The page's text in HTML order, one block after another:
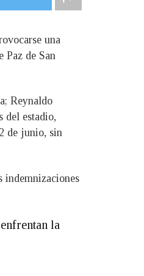
una
Paz de San
Reynaldo
del estadio,
de junio, sin
indemnizaciones
la